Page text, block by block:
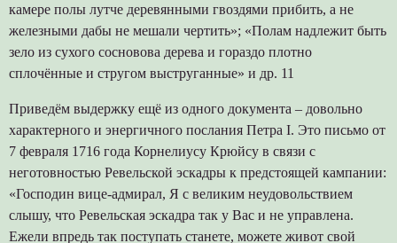
камере полы лутче деревянными гвоздями прибить, а не
железными дабы не мешали чертить»; «Полам надлежит быть
зело из сухого сосновова дерева и гораздо плотно
сплочённые и стругом выструганные» и др. 11
Приведём выдержку ещё из одного документа – довольно
характерного и энергичного послания Петра I. Это письмо от
7 февраля 1716 года Корнелиусу Крюйсу в связи с
неготовностью Ревельской эскадры к предстоящей кампании:
«Господин вице-адмирал, Я с великим неудовольствием
слышу, что Ревельская эскадра так у Вас и не управлена.
Ежели впредь так поступать станете, можете живот свой